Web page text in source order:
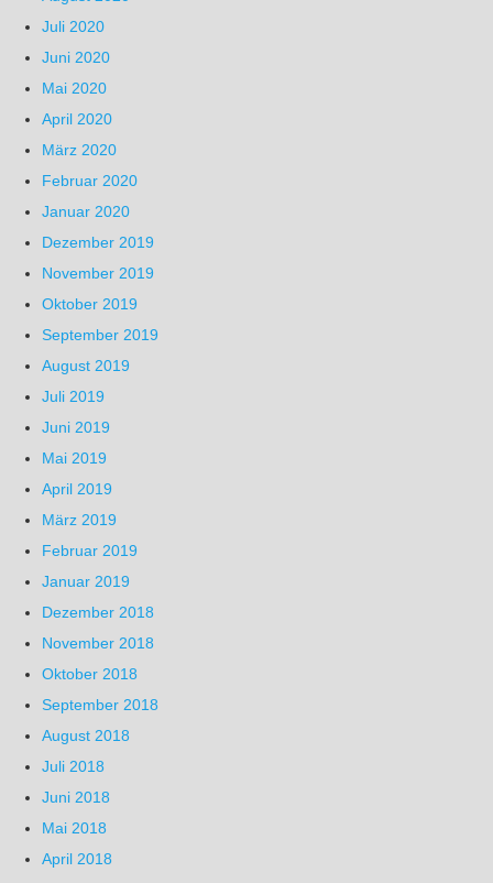
Juli 2020
Juni 2020
Mai 2020
April 2020
März 2020
Februar 2020
Januar 2020
Dezember 2019
November 2019
Oktober 2019
September 2019
August 2019
Juli 2019
Juni 2019
Mai 2019
April 2019
März 2019
Februar 2019
Januar 2019
Dezember 2018
November 2018
Oktober 2018
September 2018
August 2018
Juli 2018
Juni 2018
Mai 2018
April 2018